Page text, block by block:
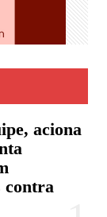
aciona
contra